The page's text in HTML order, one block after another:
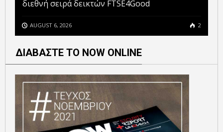
διεθνή σειρά δεικτών FTSE4Good
AUGUST 6, 2026 2
ΔΙΑΒΑΣΤΕ ΤΟ NOW ONLINE